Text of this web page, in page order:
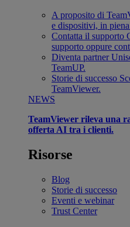
A proposito di
e dispositivi, in
Contatta il supporto
supporto oppure
Diventa partner
TeamUP.
Storie di successo
TeamViewer.
NEWS
TeamViewer rileva una
offerta AI tra i clienti.
Risorse
Blog
Storie di successo
Eventi e webinar
Trust Center